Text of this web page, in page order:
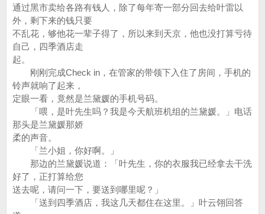
通过黑市卖给各路有钱人，除了每年寄一部分回去给叶雷以
外，剩下来的钱只要
不乱花，够他花一辈子得了，所以来到天京，他也没打算亏待
自己，四季酒店走
起。
刚刚完成Check in，在管家的带领下入住了房间，手机的
铃声就响了起来，
定眼一看，竟然是兰黛媛的手机号码。
「喂，是叶先生吗？我是今天航班机组的兰黛媛。」电话
那头是兰黛媛那娇
柔的声音。
「兰小姐，你好啊。」
那边的兰黛媛说道：「叶先生，你的衣服我已经拿去干洗
好了，正打算给您
送去呢，请问一下，要送到哪里呢？」
「送到四季酒店，我这几天都住在这里。」叶云翎回答